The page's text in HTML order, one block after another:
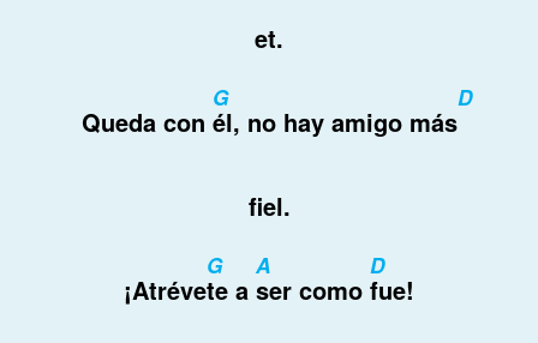
et.
Queda con
G
él, no hay amigo más
D
fiel.
¡Atréve
G
te a
A
ser como
D
fue!